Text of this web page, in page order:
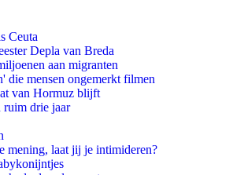
Ceuta
Depla van Breda
aan migranten
mensen ongemerkt filmen
van Hormuz blijft
ruim drie jaar
mening, laat jij je intimideren?